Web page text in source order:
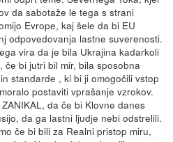
da sabotaže le tega s strani
Evrope, kaj šele da bi EU
odpovedovanja lastne suverenosti.
vira da je bila Ukrajina kadarkoli
bi jutri bil mir, bila sposobna
standarde , ki bi ji omogočili vstop
postaviti vprašanje vzrokov.
da če bi Klovne danes
da ga lastni ljudje nebi odstrelili.
če bi bili za Realni pristop miru,